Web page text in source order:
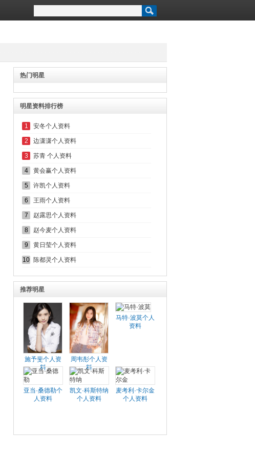
热门明星
明星资料排行榜
1 安冬个人资料
2 边潇潇个人资料
3 苏青 个人资料
4 黄会赢个人资料
5 许凯个人资料
6 王雨个人资料
7 赵露思个人资料
8 赵今麦个人资料
9 黄日莹个人资料
10 陈都灵个人资料
推荐明星
施予斐个人资
料
周韦彤个人资
料
马特·波莫个人
资料
亚当·桑德勒个
人资料
凯文·科斯特纳
个人资料
麦考利·卡尔金
个人资料